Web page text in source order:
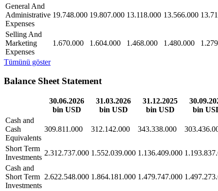
General And
Administrative
Expenses
19.748.000 19.807.000 13.118.000 13.566.000
Selling And
Marketing
Expenses
1.670.000 1.604.000 1.468.000 1.480.000
Tümünü göster
Balance Sheet Statement
30.06.2026
bin USD
31.03.2026
bin USD
31.12.2025
bin USD
bin
Cash and
Cash
Equivalents
309.811.000 312.142.000 343.338.000
Short Term
Investments
2.312.737.000 1.552.039.000 1.136.409.000
Cash and
Short Term
Investments
2.622.548.000 1.864.181.000 1.479.747.000